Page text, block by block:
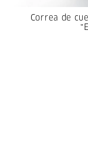
Correa de